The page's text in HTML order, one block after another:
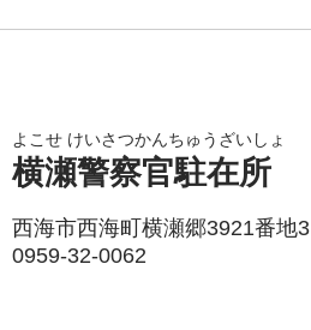
よこせ けいさつかんちゅうざいしょ
横瀬警察官駐在所
西海市西海町横瀬郷3921番地3
0959-32-0062